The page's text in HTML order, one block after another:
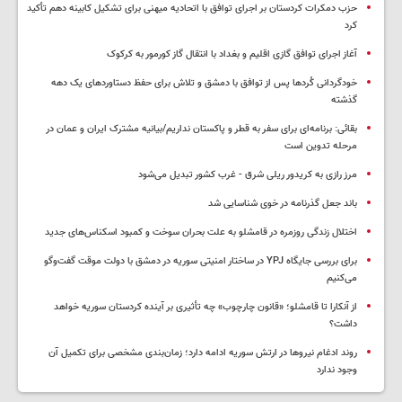
حزب دمکرات کردستان بر اجرای توافق با اتحادیه میهنی برای تشکیل کابینه دهم تأکید
کرد
آغاز اجرای توافق گازی اقلیم و بغداد با انتقال گاز کورمور به کرکوک
خودگردانی کُردها پس از توافق با دمشق و تلاش برای حفظ دستاوردهای یک دهه
گذشته
بقائی: برنامه‌ای برای سفر به قطر و پاکستان نداریم/بیانیه مشترک ایران و عمان در
مرحله تدوین است
مرز رازی به کریدور ریلی شرق - غرب کشور تبدیل می‌شود
باند جعل گذرنامه در خوی شناسایی شد
اختلال زندگی روزمره در قامشلو به علت بحران سوخت و کمبود اسکناس‌های جدید
برای بررسی جایگاه YPJ در ساختار امنیتی سوریه در دمشق با دولت موقت گفت‌وگو
می‌کنیم
از آنکارا تا قامشلو؛ «قانون چارچوب» چه تأثیری بر آینده کردستان سوریه خواهد
داشت؟
روند ادغام نیروها در ارتش سوریه ادامه دارد؛ زمان‌بندی مشخصی برای تکمیل آن
وجود ندارد